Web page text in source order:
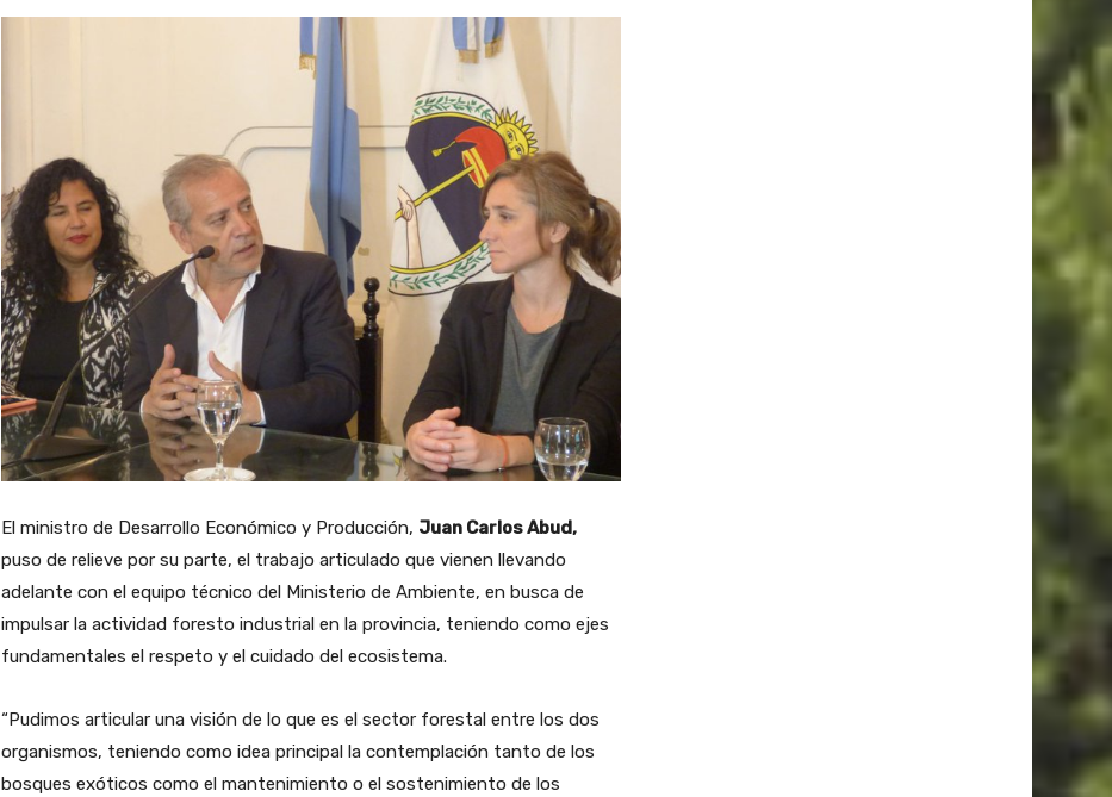
El ministro de Desarrollo Económico y Producción, Juan Carlos Abud,
puso de relieve por su parte, el trabajo articulado que vienen llevando
adelante con el equipo técnico del Ministerio de Ambiente, en busca de
impulsar la actividad foresto industrial en la provincia, teniendo como ejes
fundamentales el respeto y el cuidado del ecosistema.
“Pudimos articular una visión de lo que es el sector forestal entre los dos
organismos, teniendo como idea principal la contemplación tanto de los
bosques exóticos como el mantenimiento o el sostenimiento de los